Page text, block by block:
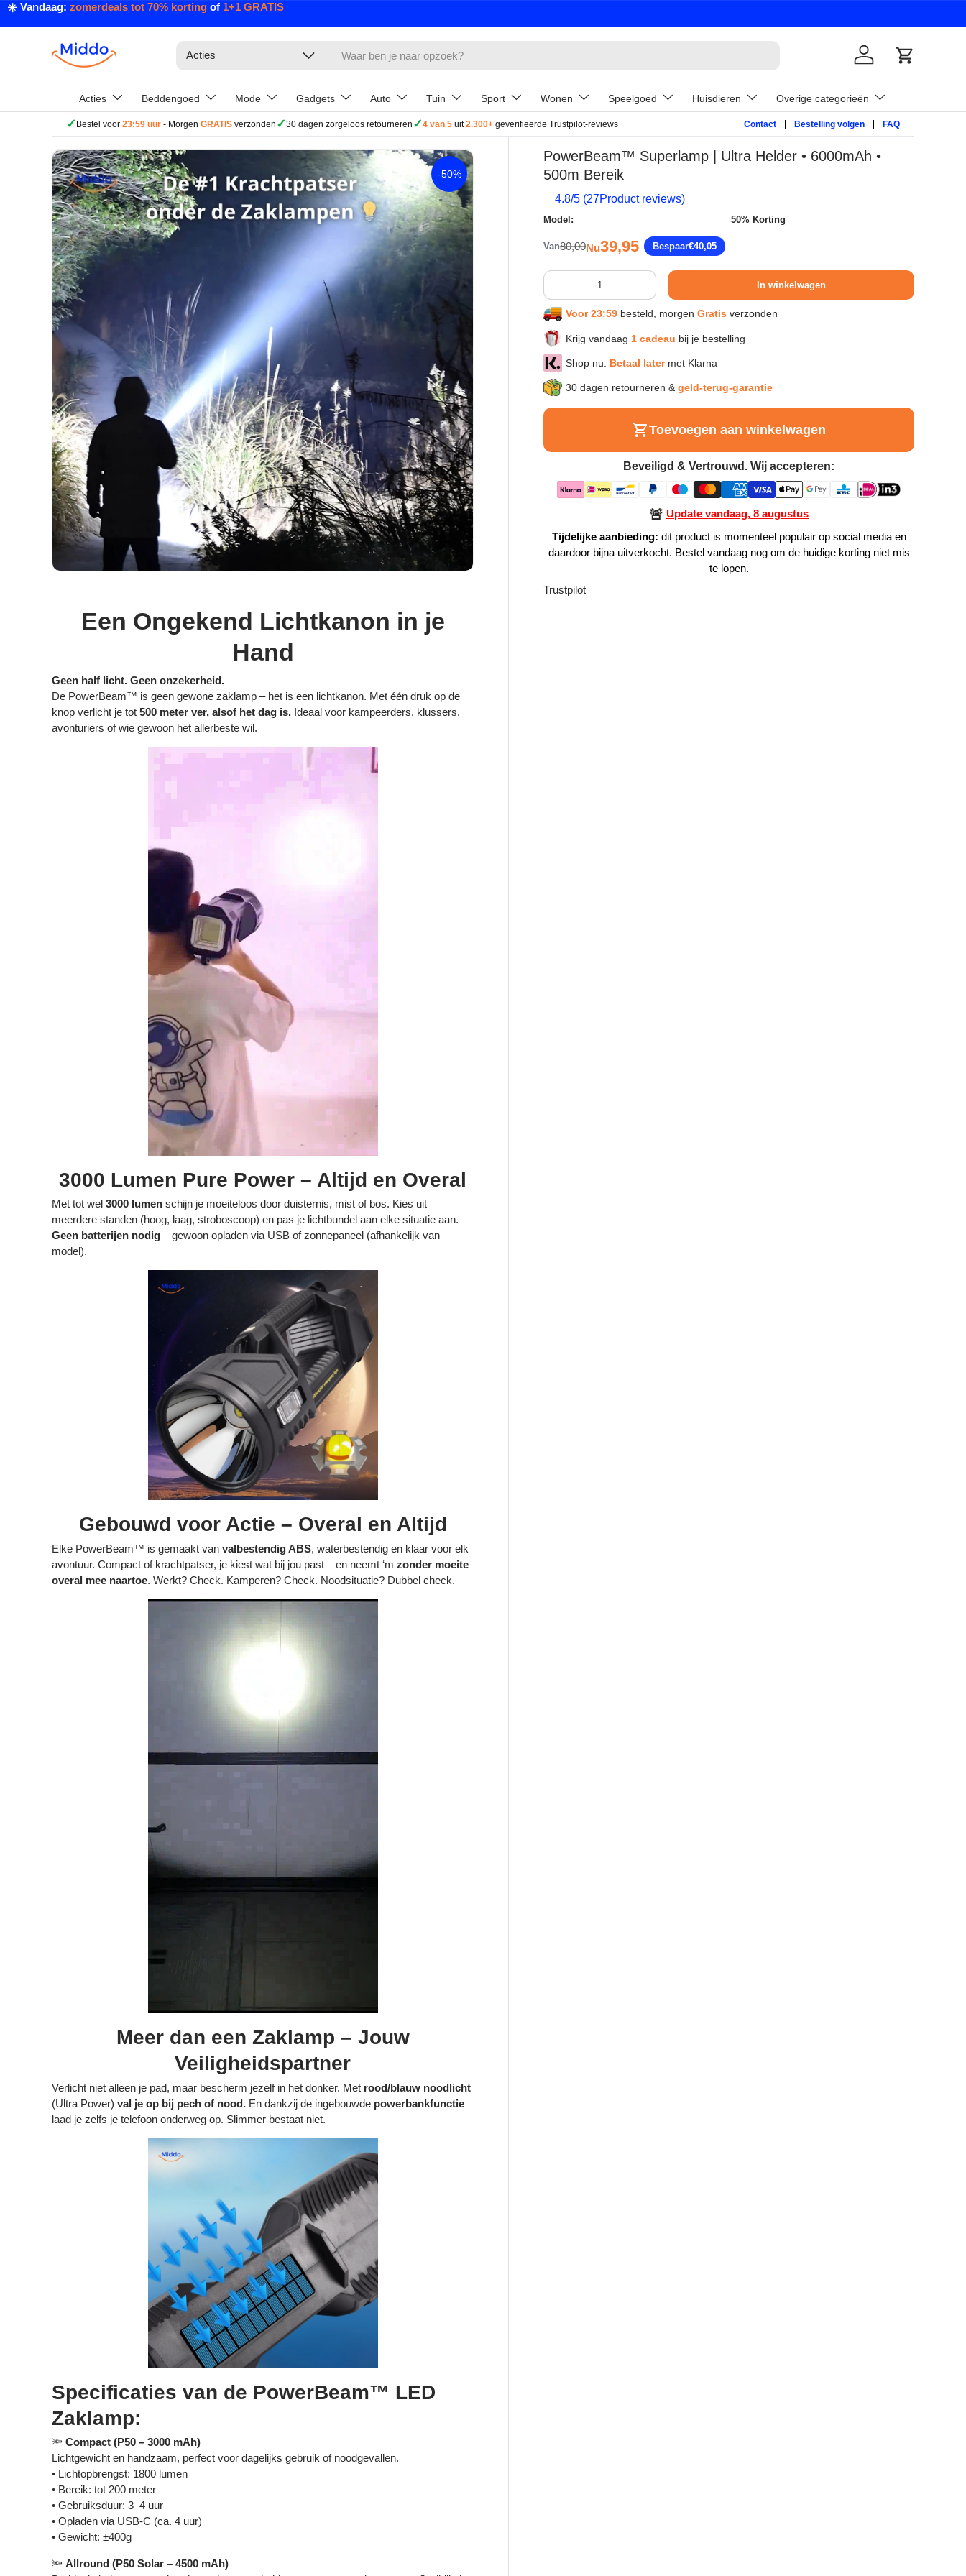
Ga naar inhoud
☀️ Vandaag: zomerdeals tot 70% korting of 1+1 GRATIS
Acties InloggenWinkelwagen
Acties Beddengoed Mode Gadgets Auto Tuin Sport Wonen Speelgoed Huisdieren Overige categorieën
✓ Bestel voor 23:59 uur - Morgen GRATIS verzonden ✓30 dagen zorgeloos retourneren ✓4 van 5 uit2.300+ geverifieerde Trustpilot-reviews Contact Bestelling volgen FAQ
Ga direct naar productinformatie -50%
PowerBeam™ Superlamp | Ultra Helder • 6000mAh •
500m Bereik
4.8/5 (27Product reviews)
Model: 50% Korting
VanReguliere prijs
80,00Verkoopprijs
Nu39,95 Bespaar€40,05
Aantal
In winkelwagen
Voor 23:59 besteld, morgen Gratis verzonden
Krijg vandaag 1 cadeau bij je bestelling
Shop nu. Betaal latermet Klarna
30 dagen retourneren & geld-terug-garantie
Toevoegen aan winkelwagen
Beveiligd & Vertrouwd. Wij accepteren:
🚨 Update vandaag, 8 augustus
Tijdelijke aanbieding: dit product is momenteel populair op social media en
daardoor bijna uitverkocht. Bestel vandaag nog om de huidige korting niet mis
te lopen.
Trustpilot
Een Ongekend Lichtkanon in je
Hand
Geen half licht. Geen onzekerheid.
De PowerBeam™ is geen gewone zaklamp – het is een lichtkanon. Met één druk op de
knop verlicht je tot 500 meter ver, alsof het dag is. Ideaal voor kampeerders, klussers,
avonturiers of wie gewoon het allerbeste wil.
3000 Lumen Pure Power – Altijd en Overal
Met tot wel 3000 lumen schijn je moeiteloos door duisternis, mist of bos. Kies uit
meerdere standen (hoog, laag, stroboscoop) en pas je lichtbundel aan elke situatie aan.
Geen batterijen nodig – gewoon opladen via USB of zonnepaneel (afhankelijk van
model).
Gebouwd voor Actie – Overal en Altijd
Elke PowerBeam™ is gemaakt van valbestendig ABS, waterbestendig en klaar voor elk
avontuur. Compact of krachtpatser, je kiest wat bij jou past – en neemt ‘m zonder moeite
overal mee naartoe. Werkt? Check. Kamperen? Check. Noodsituatie? Dubbel check.
Meer dan een Zaklamp – Jouw
Veiligheidspartner
Verlicht niet alleen je pad, maar bescherm jezelf in het donker. Met rood/blauw noodlicht
(Ultra Power) val je op bij pech of nood. En dankzij de ingebouwde powerbankfunctie
laad je zelfs je telefoon onderweg op. Slimmer bestaat niet.
Specificaties van de PowerBeam™ LED
Zaklamp:
🔦 Compact (P50 – 3000 mAh)
Lichtgewicht en handzaam, perfect voor dagelijks gebruik of noodgevallen.
• Lichtopbrengst: 1800 lumen
• Bereik: tot 200 meter
• Gebruiksduur: 3–4 uur
• Opladen via USB-C (ca. 4 uur)
• Gewicht: ±400g
🔦 Allround (P50 Solar – 4500 mAh)